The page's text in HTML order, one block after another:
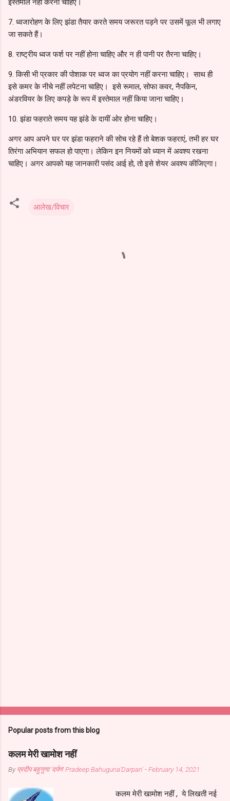
7. ध्वजारोहण के लिए झंडा तैयार करते समय जरूरत पड़ने पर उसमें फूल भी लगाए
जा सकते हैं।
8. राष्ट्रीय ध्वज फर्श पर नहीं होना चाहिए और न ही पानी पर तैरना चाहिए।
9. किसी भी प्रकार की पोशाक पर ध्वज का प्रयोग नहीं करना चाहिए। साथ ही
इसे कमर के नीचे नहीं लपेटना चाहिए। इसे रूमाल, सोफा कवर, नैपकिन,
अंडरवियर के लिए कपड़े के रूप में इस्तेमाल नहीं किया जाना चाहिए।
10. झंडा फहराते समय यह झंडे के दायीं ओर होना चाहिए।
अगर आप अपने घर पर झंडा फहराने की सोच रहे हैं तो बेशक फहराएं, तभी हर घर
तिरंगा अभियान सफल हो पाएगा। लेकिन इन नियमों को ध्यान में अवश्य रखना
चाहिए। अगर आपको यह जानकारी पसंद आई हो, तो इसे शेयर अवश्य कीजिएगा।
आलेख/विचार
Popular posts from this blog
कलम मेरी खामोश नहीं
Byप्रदीप बहुगुणा 'दर्पण' Pradeep Bahuguna'Darpan' -February 14, 2021
कलम मेरी खामोश नहीं , ये लिखती नई